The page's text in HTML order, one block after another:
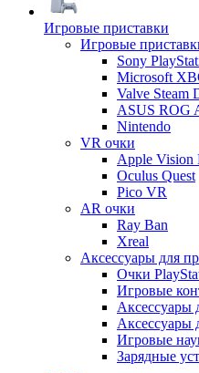
Игровые приставки
Игровые
Sony
Microsoft
Valve Steam
ASUS ROG
Nintendo
VR очки
Apple Vision
Oculus Quest
Pico VR
AR очки
Ray Ban
Xreal
Аксессуары для
Очки
Игровые
Аксессуары
Аксессуары
Игровые
Зарядные